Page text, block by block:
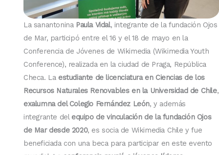
La sanantonina Paula Vidal, integrante de la fundación Ojos
de Mar, participó entre el 16 y el 18 de mayo en la
Conferencia de Jóvenes de Wikimedia (Wikimedia Youth
Conference), realizada en la ciudad de Praga, República
Checa. Laestudiante de licenciatura en Ciencias de los
Recursos Naturales Renovables en la Universidad de Chile,
exalumna del Colegio Fernández León, y además
integrante del equipo de vinculación de la fundación Ojos
de Mar desde 2020, es socia de Wikimedia Chile y fue
beneficiada con una beca para participar en este evento